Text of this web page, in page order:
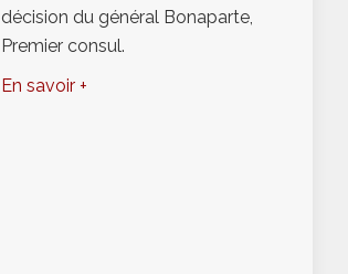
décision du général Bonaparte,
Premier consul.
En savoir +